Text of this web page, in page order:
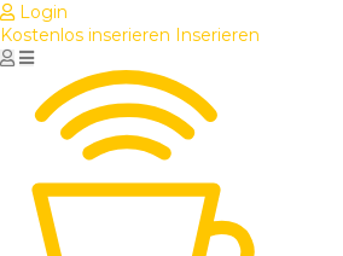
Login
Kostenlos inserieren Inserieren